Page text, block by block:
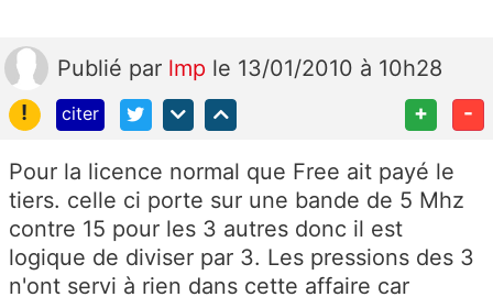
Publié par lmp le 13/01/2010 à 10h28
!
citer + -
Pour la licence normal que Free ait payé le
tiers. celle ci porte sur une bande de 5 Mhz
contre 15 pour les 3 autres donc il est
logique de diviser par 3. Les pressions des 3
n'ont servi à rien dans cette affaire car